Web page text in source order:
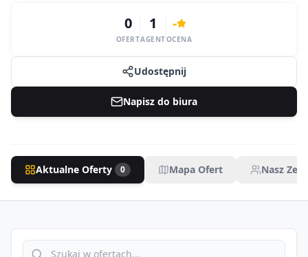
0
OFERT
1
AGENT
-
OCENA
Udostępnij
Napisz do biura
Aktualne Oferty 0 Mapa Ofert Nasz